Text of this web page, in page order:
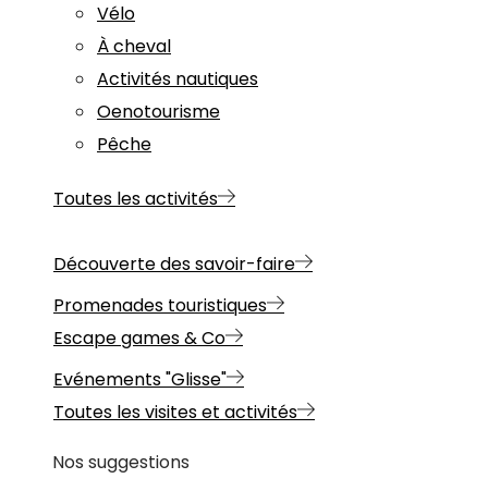
Vélo
À cheval
Activités nautiques
Oenotourisme
Pêche
Toutes les activités
Découverte des savoir-faire
Promenades touristiques
Escape games & Co
Evénements "Glisse"
Toutes les visites et activités
Nos suggestions